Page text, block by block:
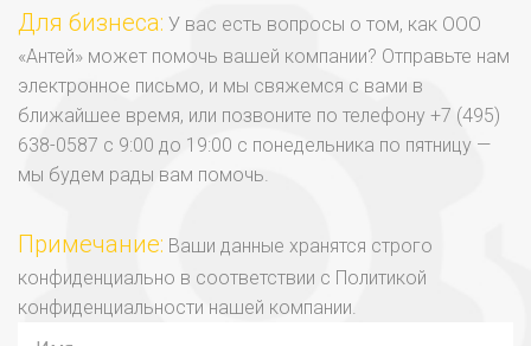
Для бизнеса: У вас есть вопросы о том, как ООО
«Антей» может помочь вашей компании? Отправьте нам
электронное письмо, и мы свяжемся с вами в
ближайшее время, или позвоните по телефону +7 (495)
638-0587 с 9:00 до 19:00 с понедельника по пятницу —
мы будем рады вам помочь.
Примечание: Ваши данные хранятся строго
конфиденциально в соответствии с Политикой
конфиденциальности нашей компании.